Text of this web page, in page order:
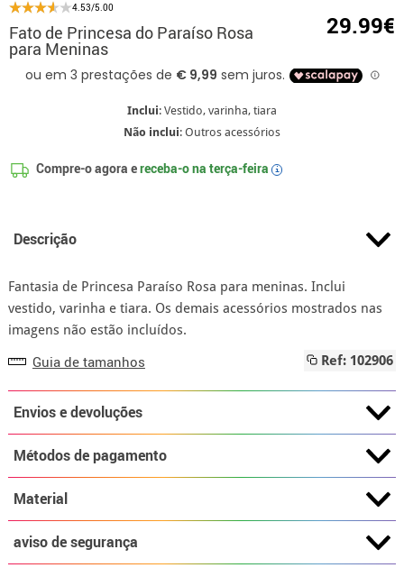
4.53/5.00
Fato de Princesa do Paraíso Rosa
para Meninas
29.99€
Inclui: Vestido, varinha, tiara
Não inclui: Outros acessórios
Compre-o agora ereceba-o na terça-feira i
Descrição
Fantasia de Princesa Paraíso Rosa para meninas. Inclui
vestido, varinha e tiara. Os demais acessórios mostrados nas
imagens não estão incluídos.
Guia de tamanhos Ref: 102906
Envios e devoluções
Métodos de pagamento
Material
aviso de segurança